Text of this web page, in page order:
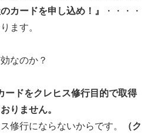
カードを申し込め！』
・・・・
ます。
なのか？
ードをクレヒス修行目的で取得
りません。
修行にならないからです。
（ク